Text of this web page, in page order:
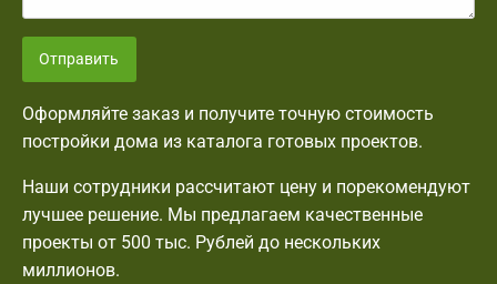
Отправить
Оформляйте заказ и получите точную стоимость
постройки дома из каталога готовых проектов.
Наши сотрудники рассчитают цену и порекомендуют
лучшее решение. Мы предлагаем качественные
проекты от 500 тыс. Рублей до нескольких
миллионов.